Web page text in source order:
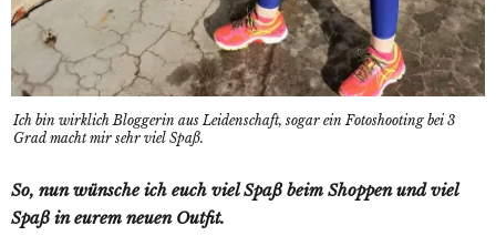
Ich bin wirklich Bloggerin aus Leidenschaft, sogar ein Fotoshooting bei 3
Grad macht mir sehr viel Spaß.
So, nun wünsche ich euch viel Spaß beim Shoppen und viel
Spaß in eurem neuen Outfit.